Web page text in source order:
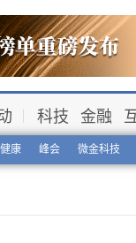
康 峰会 微金科技
科技 金融